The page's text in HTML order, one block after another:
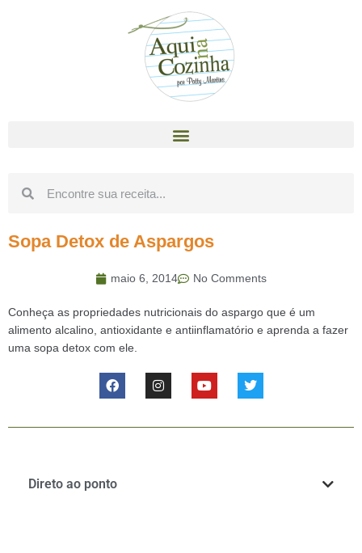
Sopa Detox de Aspargos
maio 6, 2014 No Comments
Conheça as propriedades nutricionais do aspargo que é um
alimento alcalino, antioxidante e antiinflamatório e aprenda a fazer
uma sopa detox com ele.
Direto ao ponto